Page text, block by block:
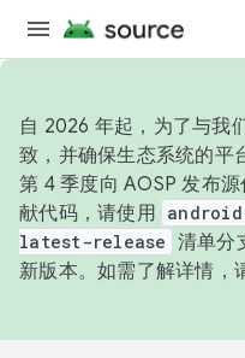
自 2026 年起，为了与我
致，并确保生态系统的平
第 4 季度向 AOSP 发布
献代码，请使用
latest-release 清单分
新版本。如需了解详情，